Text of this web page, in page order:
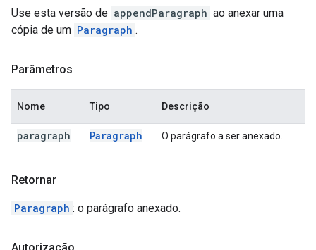
Use esta versão de appendParagraph ao anexar uma
cópia de um Paragraph .
Parâmetros
Nome Tipo Descrição
paragraph Paragraph O parágrafo a ser anexado.
Retornar
Paragraph : o parágrafo anexado.